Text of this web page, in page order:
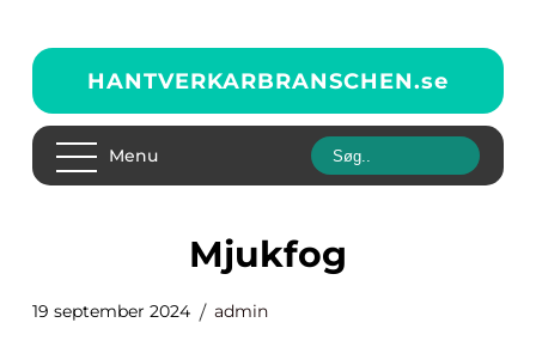
HANTVERKARBRANSCHEN.se
Menu
mjukfog
19 september 2024 admin